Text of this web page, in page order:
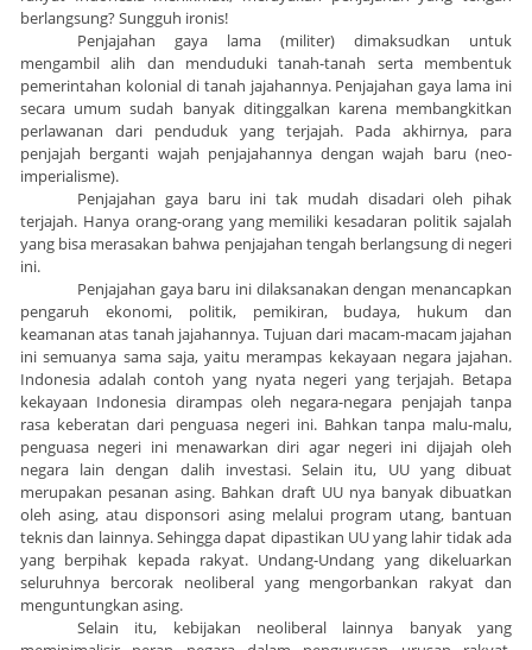
berlangsung? Sungguh ironis!
Penjajahan gaya lama (militer) dimaksudkan untuk
mengambil alih dan menduduki tanah-tanah serta membentuk
pemerintahan kolonial di tanah jajahannya. Penjajahan gaya lama ini
secara umum sudah banyak ditinggalkan karena membangkitkan
perlawanan dari penduduk yang terjajah. Pada akhirnya, para
penjajah berganti wajah penjajahannya dengan wajah baru (neo-
imperialisme).
Penjajahan gaya baru ini tak mudah disadari oleh pihak
terjajah. Hanya orang-orang yang memiliki kesadaran politik sajalah
yang bisa merasakan bahwa penjajahan tengah berlangsung di negeri
ini.
Penjajahan gaya baru ini dilaksanakan dengan menancapkan
pengaruh ekonomi, politik, pemikiran, budaya, hukum dan
keamanan atas tanah jajahannya. Tujuan dari macam-macam jajahan
ini semuanya sama saja, yaitu merampas kekayaan negara jajahan.
Indonesia adalah contoh yang nyata negeri yang terjajah. Betapa
kekayaan Indonesia dirampas oleh negara-negara penjajah tanpa
rasa keberatan dari penguasa negeri ini. Bahkan tanpa malu-malu,
penguasa negeri ini menawarkan diri agar negeri ini dijajah oleh
negara lain dengan dalih investasi. Selain itu, UU yang dibuat
merupakan pesanan asing. Bahkan draft UU nya banyak dibuatkan
oleh asing, atau disponsori asing melalui program utang, bantuan
teknis dan lainnya. Sehingga dapat dipastikan UU yang lahir tidak ada
yang berpihak kepada rakyat. Undang-Undang yang dikeluarkan
seluruhnya bercorak neoliberal yang mengorbankan rakyat dan
menguntungkan asing.
Selain itu, kebijakan neoliberal lainnya banyak yang